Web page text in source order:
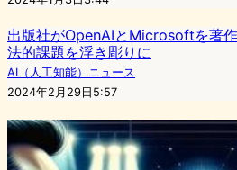
出版社がOpenAIとMicrosoftを著
法的課題を浮き彫りに
AI（人工知能）ニュース
2024年2月29日5:57